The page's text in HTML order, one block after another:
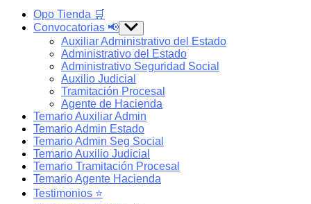
Opo Tienda 🛒
Convocatorias 📢 Show
sub
menu
Auxiliar Administrativo del Estado
Administrativo del Estado
Administrativo Seguridad Social
Auxilio Judicial
Tramitación Procesal
Agente de Hacienda
Temario Auxiliar Admin
Temario Admin Estado
Temario Admin Seg Social
Temario Auxilio Judicial
Temario Tramitación Procesal
Temario Agente Hacienda
Testimonios ⭐️